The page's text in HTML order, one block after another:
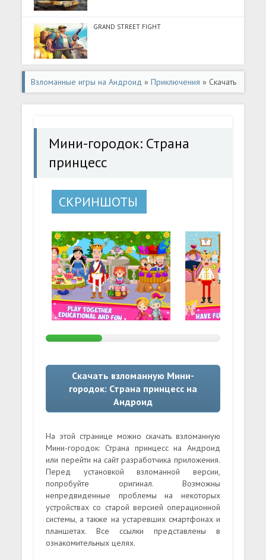
GRAND STREET FIGHT
Взломанные игры на Андроид »Приключения » Скачать
Мини-городок: Страна принцесс (Разблокировано все)
Мини-городок: Страна
принцесс
СКРИНШОТЫ
Скачать взломанную Мини-
городок: Страна принцесс на
Андроид
На этой странице можно скачать взломанную
Мини-городок: Страна принцесс на Андроид
или перейти на сайт разработчика приложения.
Перед установкой взломанной версии,
попробуйте оригинал. Возможны
непредвиденные проблемы на некоторых
устройствах со старой версией операционной
системы, а также на устаревших смартфонах и
планшетах. Все ссылки представлены в
ознакомительных целях.